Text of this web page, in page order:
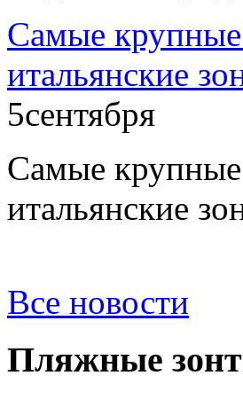
Самые крупные
итальянские
5сентября
Самые крупные
итальянские
Все новости
Пляжные